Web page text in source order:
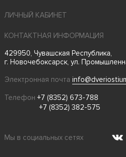
ЛИЧНЫЙ КАБИНЕТ
КОНТАКТНАЯ ИНФОРМАЦИЯ
429950, Чувашская Республика,
г. Новочебоксарск, ул.
Электронная почта
Телефон +7 (8352) 673-788
+7 (8352) 382-575
Мы в социальных сетях